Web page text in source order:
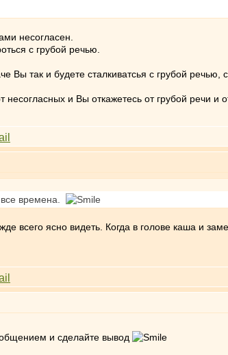
несогласен.
с грубой речью.
так и будете сталкиватсья с грубой речью,
и Вы откажетесь от грубой речи и
времена.
всего ясно видеть. Когда в голове каша и
и сделайте вывод